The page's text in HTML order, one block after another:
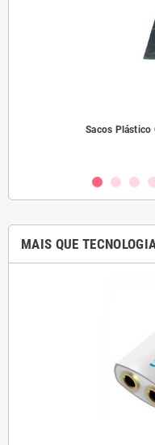
Sacos Plástico
MAIS QUE